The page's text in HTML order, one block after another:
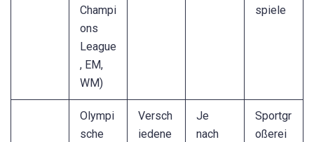
Champi
ons
League
, EM,
WM)
spiele
Olympi
sche
Versch
iedene
Je
nach
Sportgr
oßerei